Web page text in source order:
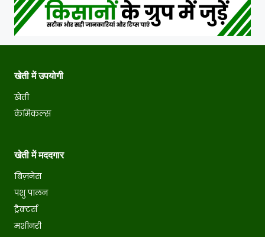
खेती में उपयोगी
खेती
केमिकल्स
खेती में मददगार
बिज़नेस
पशु पालन
ट्रैक्टर्स
मशीनरी